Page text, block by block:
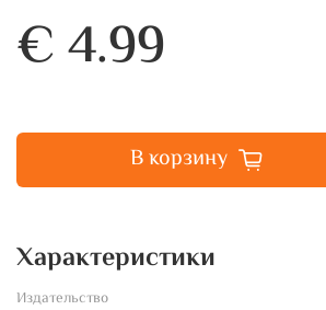
€ 4.99
В корзину
Характеристики
Издательство